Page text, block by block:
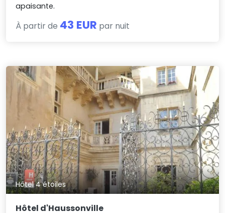
apaisante.
À partir de 43 EUR par nuit
Hôtel 4 étoiles
Hôtel d'Haussonville